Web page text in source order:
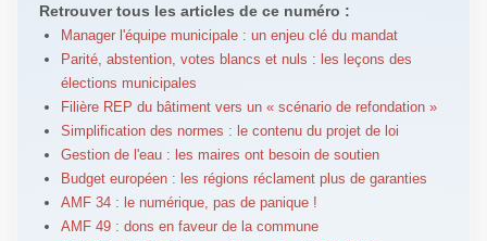
Retrouver tous les articles de ce numéro :
Manager l'équipe municipale : un enjeu clé du mandat
Parité, abstention, votes blancs et nuls : les leçons des
élections municipales
Filière REP du bâtiment vers un « scénario de refondation »
Simplification des normes : le contenu du projet de loi
Gestion de l'eau : les maires ont besoin de soutien
Budget européen : les régions réclament plus de garanties
AMF 34 : le numérique, pas de panique !
AMF 49 : dons en faveur de la commune